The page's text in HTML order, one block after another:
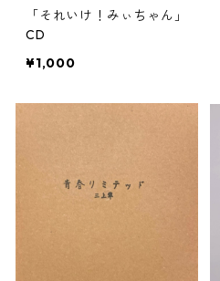
「それいけ！みぃちゃん」
CD
¥1,000